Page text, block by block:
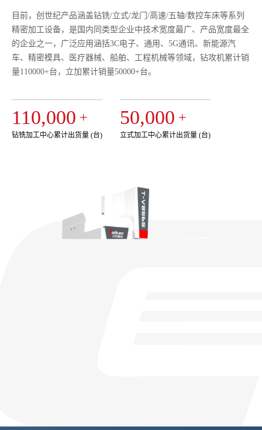
目前，创世纪产品涵盖钻铣/立式/龙门/高速/五轴/数控车床等系列
精密加工设备，是国内同类型企业中技术宽度最广、产品宽度最全
的企业之一，广泛应用涵括3C电子、通用、5G通讯、新能源汽
车、精密模具、医疗器械、船舶、工程机械等领域，钻攻机累计销
量110000+台，立加累计销量50000+台。
110,000 +
钻铣加工中心累计出货量 (台)
50,000 +
立式加工中心累计出货量 (台)